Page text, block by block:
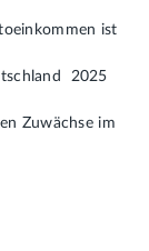
ist
2025
Zuwächse im